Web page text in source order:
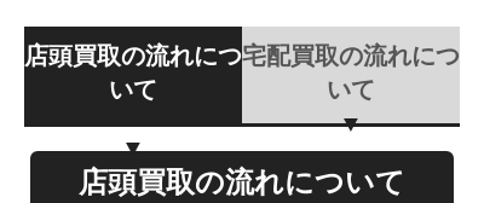
店頭買取の流れにつ
いて
宅配買取の流れにつ
いて
店頭買取の流れについて